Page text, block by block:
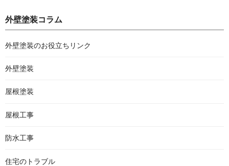
外壁塗装コラム
外壁塗装のお役立ちリンク
外壁塗装
屋根塗装
屋根工事
防水工事
住宅のトラブル